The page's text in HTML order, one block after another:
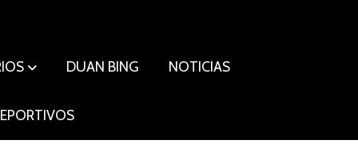
DUAN BING NOTICIAS